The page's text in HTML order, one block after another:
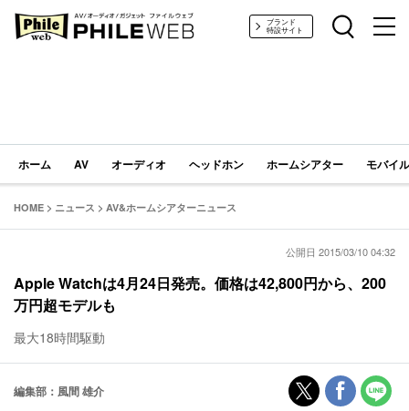
PHILE WEB｜AV/オーディオ/ガジェットブランド
特設サイト
ホーム AV オーディオ ヘッドホン ホームシアター モバイ
HOME > ニュース > AV&ホームシアターニュース
公開日 2015/03/10 04:32
Apple Watchは4月24日発売。価格は42,800円から、200
万円超モデルも
最大18時間駆動
編集部：風間 雄介